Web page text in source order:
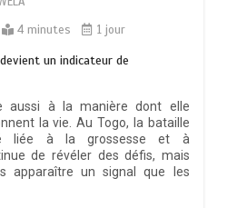
4 minutes 1 jour
un indicateur de
aussi à la manière dont elle
la vie. Au Togo, la bataille
liée à la grossesse et à
de révéler des défis, mais
apparaître un signal que les